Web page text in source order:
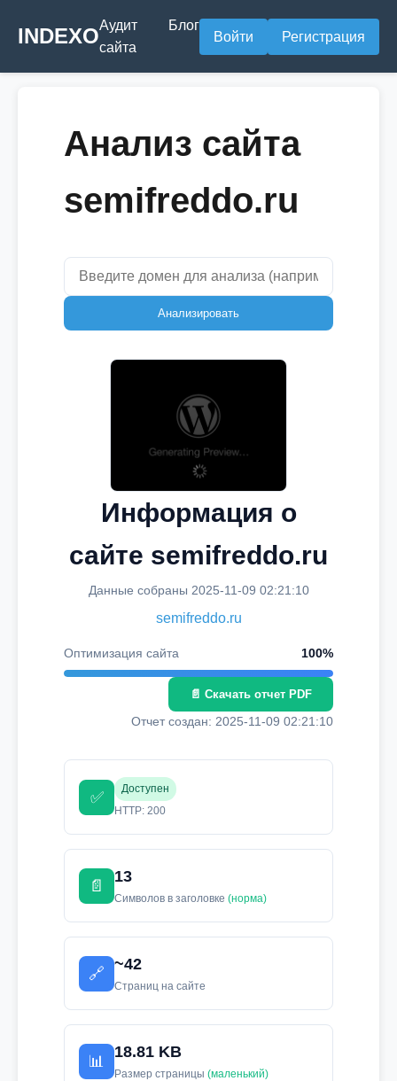
INDEXOАудит
сайта
Блог
Войти Регистрация
Анализ сайта
semifreddo.ru
Анализировать
Информация о
сайте semifreddo.ru
Данные собраны 2025-11-09 02:21:10
semifreddo.ru
Оптимизация сайта 100%
📄 Скачать отчет PDF
Отчет создан: 2025-11-09 02:21:10
✅
Доступен
HTTP: 200
📄
13
Символов в заголовке (норма)
🔗
~42
Страниц на сайте
📊
18.81 KB
Размер страницы (маленький)